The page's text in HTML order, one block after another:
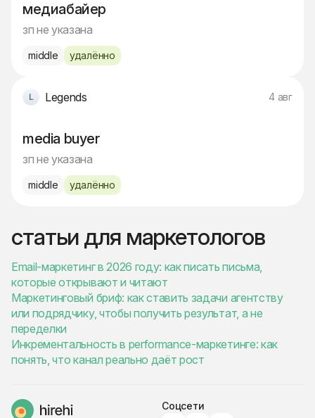
медиабайер
зп не указана
middle удалённо
Legends 4 авг
media buyer
зп не указана
middle удалённо
статьи для маркетологов
Email-маркетинг в 2026 году: как писать письма,
которые открывают и читают
Маркетинговый бриф: как ставить задачи агентству
или подрядчику, чтобы получить результат, а не
переделки
Инкрементальность в performance-маркетинге: как
понять, что канал реально даёт рост
Соцсети